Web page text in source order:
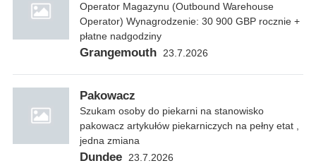
Operator Magazynu (Outbound Warehouse
Operator) Wynagrodzenie: 30 900 GBP rocznie +
płatne nadgodziny
Grangemouth 23.7.2026
Pakowacz
Szukam osoby do piekarni na stanowisko
pakowacz artykułów piekarniczych na pełny etat ,
jedna zmiana
Dundee 23.7.2026